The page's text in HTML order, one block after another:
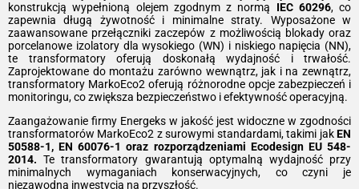
konstrukcją wypełnioną olejem zgodnym z normą IEC 60296, co
zapewnia długą żywotność i minimalne straty. Wyposażone w
zaawansowane przełączniki zaczepów z możliwością blokady oraz
porcelanowe izolatory dla wysokiego (WN) i niskiego napięcia (NN),
te transformatory oferują doskonałą wydajność i trwałość.
Zaprojektowane do montażu zarówno wewnątrz, jak i na zewnątrz,
transformatory MarkoEco2 oferują różnorodne opcje zabezpieczeń i
monitoringu, co zwiększa bezpieczeństwo i efektywność operacyjną.
Zaangażowanie firmy Energeks w jakość jest widoczne w zgodności
transformatorów MarkoEco2 z surowymi standardami, takimi jakEN
50588-1, EN 60076-1 oraz rozporządzeniami Ecodesign EU 548-
2014. Te transformatory gwarantują optymalną wydajność przy
minimalnych wymaganiach konserwacyjnych, co czyni je
niezawodną inwestycją na przyszłość.